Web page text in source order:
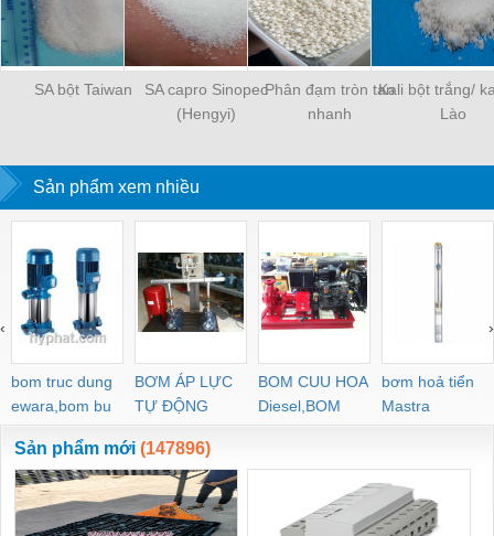
SA bột Taiwan
SA capro Sinopec
(Hengyi)
Phân đạm tròn tan
nhanh
Kali bột trắng/
Lào
Sản phẩm xem nhiều
bom truc dung
ewara,bom bu
ewara
BƠM ÁP LỰC
TỰ ĐỘNG
BOM CUU HOA
Diesel,BOM
CHUA CHAY
bơm hoả tiển
Mastra
‹ ›
Sản phẩm mới (147896)